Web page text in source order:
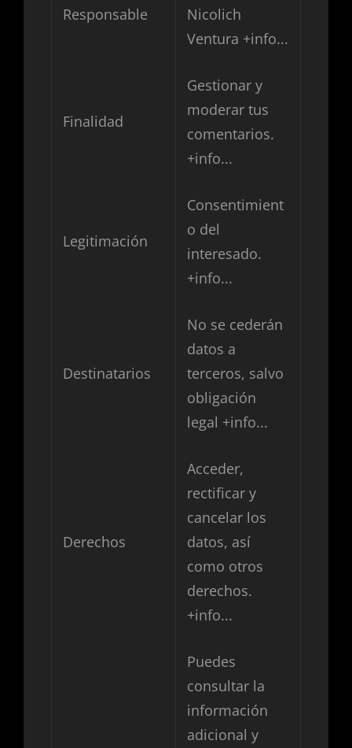
Responsable
Nicolich
Ventura +info...
Finalidad
Gestionar y
moderar tus
comentarios.
+info...
Legitimación
Consentimient
o del
interesado.
+info...
Destinatarios
No se cederán
datos a
terceros, salvo
obligación
legal +info...
Derechos
Acceder,
rectificar y
cancelar los
datos, así
como otros
derechos.
+info...
Puedes
consultar la
información
adicional y